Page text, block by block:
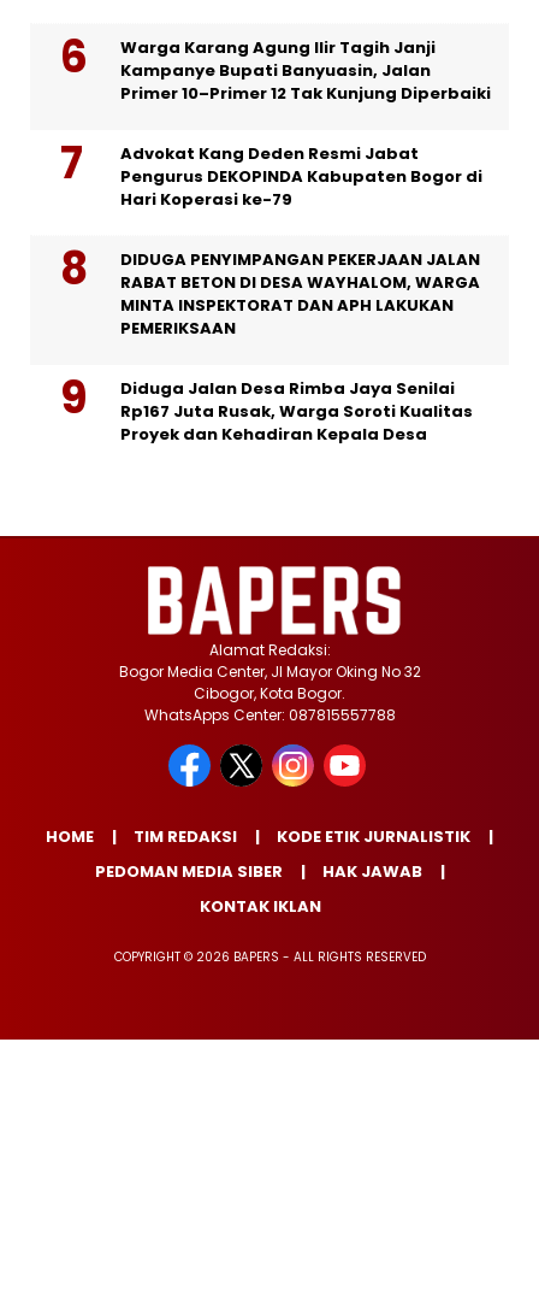
Warga Karang Agung Ilir Tagih Janji
Kampanye Bupati Banyuasin, Jalan
Primer 10–Primer 12 Tak Kunjung Diperbaiki
Advokat Kang Deden Resmi Jabat
Pengurus DEKOPINDA Kabupaten Bogor di
Hari Koperasi ke-79
DIDUGA PENYIMPANGAN PEKERJAAN JALAN
RABAT BETON DI DESA WAYHALOM, WARGA
MINTA INSPEKTORAT DAN APH LAKUKAN
PEMERIKSAAN
Diduga Jalan Desa Rimba Jaya Senilai
Rp167 Juta Rusak, Warga Soroti Kualitas
Proyek dan Kehadiran Kepala Desa
Alamat Redaksi:
Bogor Media Center, Jl Mayor Oking No 32
Cibogor, Kota Bogor.
WhatsApps Center: 087815557788
HOME TIM REDAKSI
KODE ETIK JURNALISTIK
PEDOMAN MEDIA SIBER
HAK JAWAB
KONTAK IKLAN
COPYRIGHT © 2026 BAPERS - ALL RIGHTS RESERVED